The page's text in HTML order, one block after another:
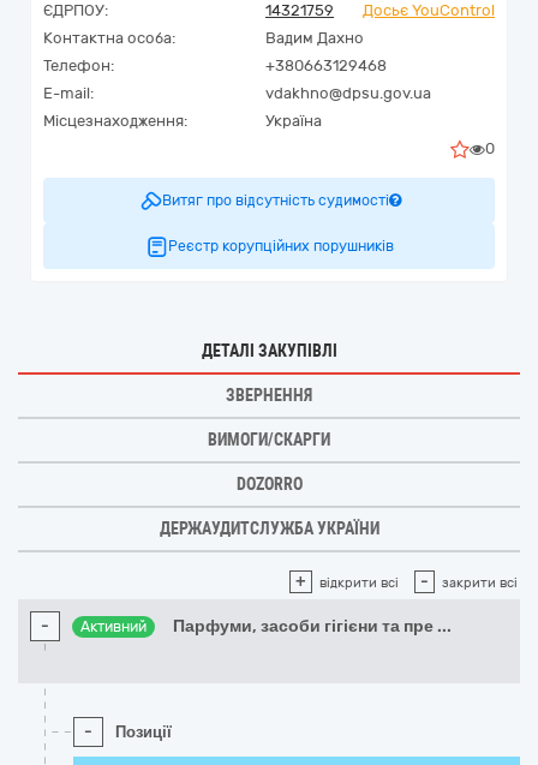
ЄДРПОУ:
14321759
Досьє YouControl
Контактна особа:
Вадим Дахно
Телефон:
+380663129468
E-mail:
vdakhno@dpsu.gov.ua
Місцезнаходження:
Україна
0
Витяг про відсутність судимості
Реєстр корупційних порушників
ДЕТАЛІ ЗАКУПІВЛІ
ЗВЕРНЕННЯ
ВИМОГИ/СКАРГИ
DOZORRO
ДЕРЖАУДИТСЛУЖБА УКРАЇНИ
+ відкрити всі - закрити всі
- Активний Парфуми, засоби гігієни та пре ...
- Позиції